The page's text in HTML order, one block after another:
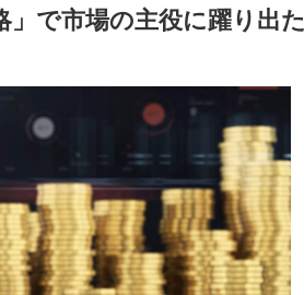
で市場の主役に躍り出た